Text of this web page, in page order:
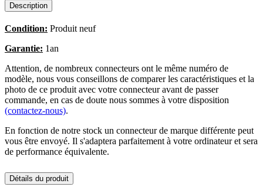
Description
Condition: Produit neuf
Garantie: 1an
Attention, de nombreux connecteurs ont le même numéro de
modèle, nous vous conseillons de comparer les caractéristiques et la
photo de ce produit avec votre connecteur avant de passer
commande, en cas de doute nous sommes à votre disposition
(contactez-nous).
En fonction de notre stock un connecteur de marque différente peut
vous être envoyé. Il s'adaptera parfaitement à votre ordinateur et sera
de performance équivalente.
Détails du produit